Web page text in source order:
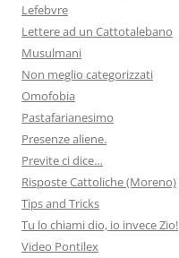
Lefebvre
Lettere ad un Cattotalebano
Musulmani
Non meglio categorizzati
Omofobia
Pastafarianesimo
Presenze aliene.
Previte ci dice…
Risposte Cattoliche (Moreno)
Tips and Tricks
Tu lo chiami dio, io invece Zio!
Video Pontilex